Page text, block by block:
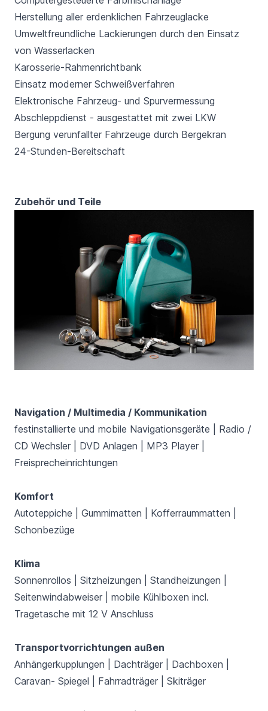
Herstellung aller erdenklichen Fahrzeuglacke
Umweltfreundliche Lackierungen durch den Einsatz
von Wasserlacken
Karosserie-Rahmenrichtbank
Einsatz moderner Schweißverfahren
Elektronische Fahrzeug- und Spurvermessung
Abschleppdienst - ausgestattet mit zwei LKW
Bergung verunfallter Fahrzeuge durch Bergekran
24-Stunden-Bereitschaft
Zubehör und Teile
Navigation / Multimedia / Kommunikation
festinstallierte und mobile Navigationsgeräte | Radio /
CD Wechsler | DVD Anlagen | MP3 Player |
Freisprecheinrichtungen
Komfort
Autoteppiche | Gummimatten | Kofferraummatten |
Schonbezüge
Klima
Sonnenrollos | Sitzheizungen | Standheizungen |
Seitenwindabweiser | mobile Kühlboxen incl.
Tragetasche mit 12 V Anschluss
Transportvorrichtungen außen
Anhängerkupplungen | Dachträger | Dachboxen |
Caravan- Spiegel | Fahrradträger | Skiträger